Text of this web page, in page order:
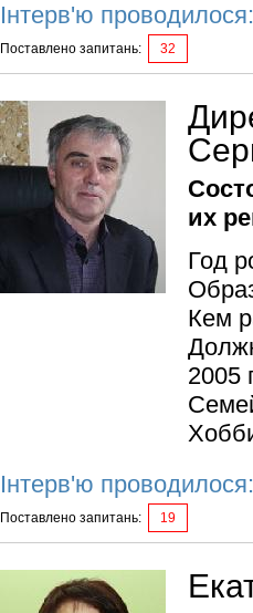
Інтерв'ю
Поставлено запитань: 32
их
Год
Кем
2005
Інтерв'ю
Поставлено запитань: 19